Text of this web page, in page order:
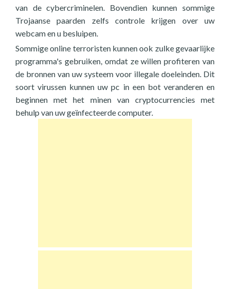
van de cybercriminelen. Bovendien kunnen sommige
Trojaanse paarden zelfs controle krijgen over uw
webcam en u besluipen.
Sommige online terroristen kunnen ook zulke gevaarlijke
programma's gebruiken, omdat ze willen profiteren van
de bronnen van uw systeem voor illegale doeleinden. Dit
soort virussen kunnen uw pc in een bot veranderen en
beginnen met het minen van cryptocurrencies met
behulp van uw geïnfecteerde computer.